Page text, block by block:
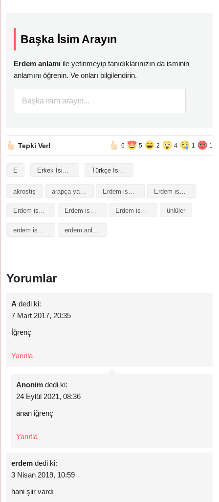
Başka İsim Arayın
Erdem anlamı ile yetinmeyip tanıdıklarınızın da isminin
anlamını öğrenin. Ve onları bilgilendirin.
Tepki Ver! 6 5 2 4 1 1
E Erkek İsimleri Türkçe İsimler
akrostiş arapça yazılışı
Erdem isminin baş harfleriyle şiir Erdem isminin kökeni Erdem isminin numerolojisi ünlüler
Yorumlar
A dedi ki:
7 Mart 2017, 20:35
İğrenç
Yanıtla
Anonim dedi ki:
24 Eylül 2021, 08:36
anan iğrenç
Yanıtla
erdem dedi ki:
3 Nisan 2019, 10:59
hani şiir vardı